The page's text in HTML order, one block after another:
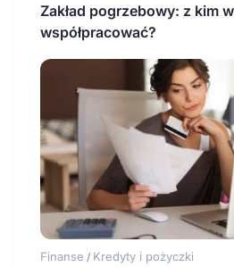
Zakład pogrzebowy: z kim
współpracować?
Finanse / Kredyty i pożyczki